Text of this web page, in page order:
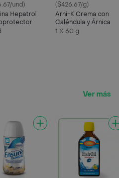
und)
Hepatrol
($426.67/g)
Arni-K Crema con
Caléndula y Árnica
1 X 60 g
Ver más